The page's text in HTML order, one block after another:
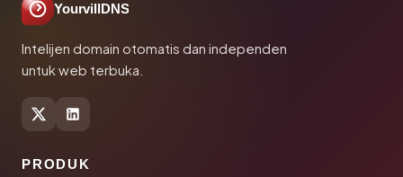
YourvillDNS
Intelijen domain otomatis dan independen
untuk web terbuka.
PRODUK